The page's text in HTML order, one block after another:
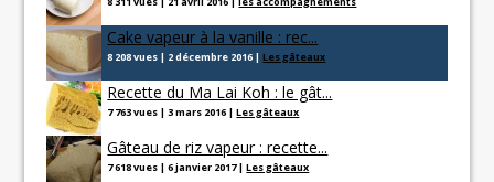
Cake vapeur à la vanille : rec...
8 208 vues | 2 décembre 2016 |Les gâteaux
Recette du Ma Lai Koh : le gât...
7 763 vues |3 mars 2016 |Les gâteaux
Gâteau de riz vapeur : recette...
7 618 vues |6 janvier 2017|Les gâteaux